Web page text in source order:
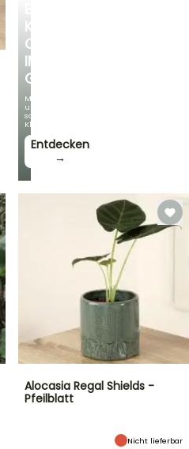
KÜHLE
OASE
IM
GARTEN
Mit
unseren
schönsten
Kletterpflanzen!
Entdecken
→
Alocasia Regal Shields -
Pfeilblatt
Nicht lieferbar